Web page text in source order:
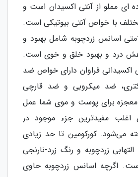
ای مملو از آنتی اکسیدان است و
مختلف با خواص آنتی بیوتیکی است.
اسانس زردچوبه شامل بهبود و
درد و بهبود خلق و خوی است.
اکسیدانی فراوان دارای خواص ضد
ضد میکروبی و ضد قارچی
برای پوست و موی شما عمل
اغلب مفیدترین جزء موجود در
می‌شود. کورکومین تا حد زیادی
زردچوبه و رنگ زرد-نارنجی
اگرچه اسانس زردچوبه حاوی